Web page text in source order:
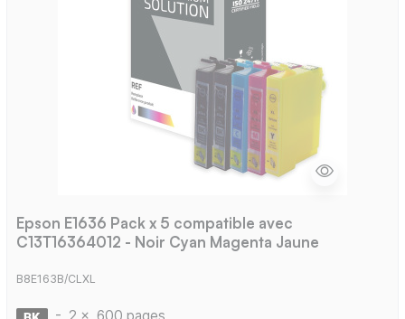
Epson E1636 Pack x 5 compatible avec
C13T16364012 - Noir Cyan Magenta Jaune
B8E163B/CLXL